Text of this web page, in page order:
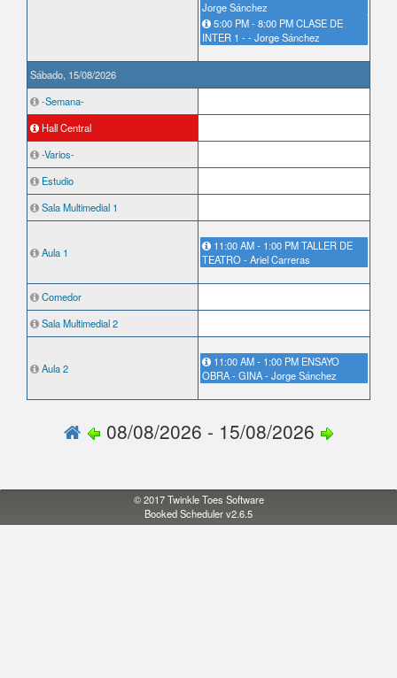
Jorge Sánchez
5:00 PM - 8:00 PM CLASE DE
INTER 1 - - Jorge Sánchez
Sábado, 15/08/2026
-Semana-
Hall Central
-Varios-
Estudio
Sala Multimedial 1
Aula 1
11:00 AM - 1:00 PM TALLER DE
TEATRO - Ariel Carreras
Comedor
Sala Multimedial 2
Aula 2
11:00 AM - 1:00 PM ENSAYO
OBRA - GINA - Jorge Sánchez
08/08/2026 - 15/08/2026
© 2017Twinkle Toes Software
Booked Scheduler v2.6.5